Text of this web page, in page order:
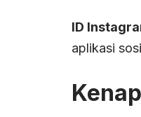
ID
aplikasi